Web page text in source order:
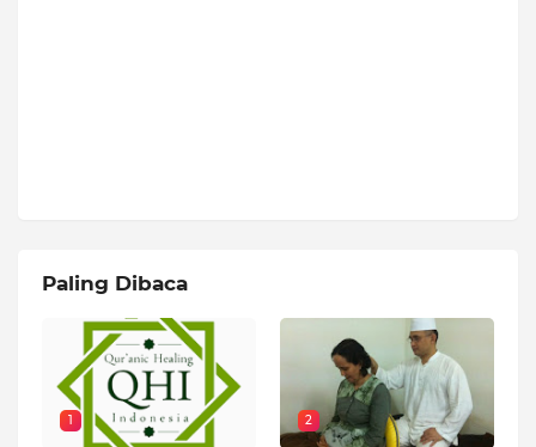
Paling Dibaca
1 2